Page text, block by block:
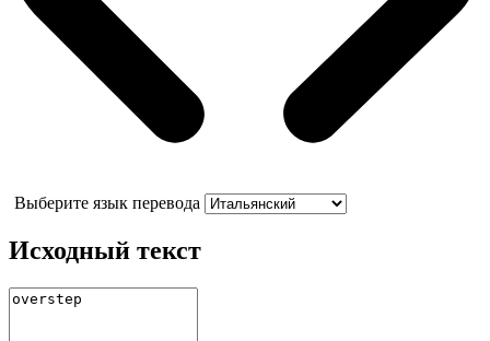
Выберите язык перевода
Исходный текст